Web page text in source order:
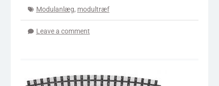
Modulanlæg, modultræf
Leave a comment